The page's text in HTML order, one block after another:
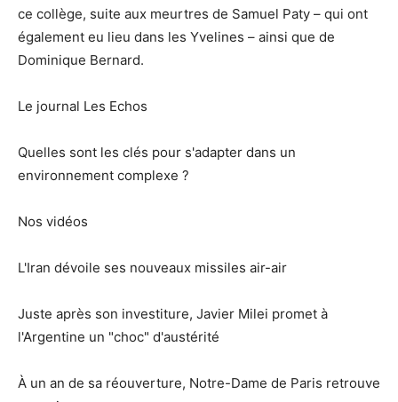
ce collège, suite aux meurtres de Samuel Paty – qui ont
également eu lieu dans les Yvelines – ainsi que de
Dominique Bernard.
Le journal Les Echos
Quelles sont les clés pour s'adapter dans un
environnement complexe ?
Nos vidéos
L'Iran dévoile ses nouveaux missiles air-air
Juste après son investiture, Javier Milei promet à
l'Argentine un "choc" d'austérité
À un an de sa réouverture, Notre-Dame de Paris retrouve